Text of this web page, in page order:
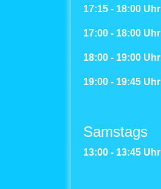
17:15 - 18:00
17:00 - 18:00
18:00 - 19:00
19:00 - 19:45
Samstags
13:00 - 13:45